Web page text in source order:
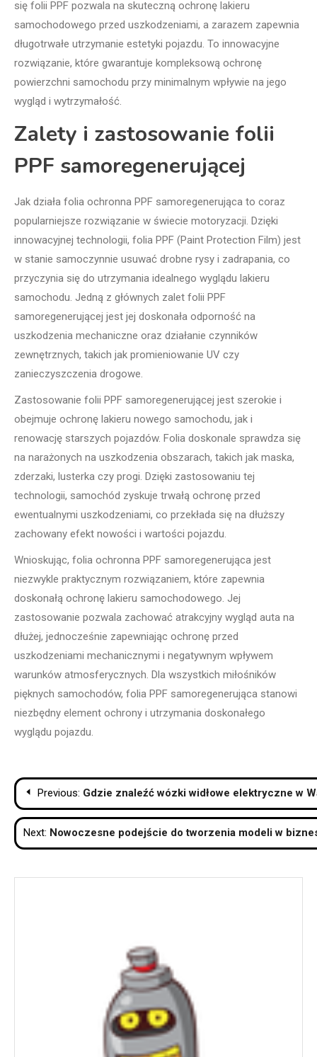
się folii PPF pozwala na skuteczną ochronę lakieru
samochodowego przed uszkodzeniami, a zarazem zapewnia
długotrwałe utrzymanie estetyki pojazdu. To innowacyjne
rozwiązanie, które gwarantuje kompleksową ochronę
powierzchni samochodu przy minimalnym wpływie na jego
wygląd i wytrzymałość.
Zalety i zastosowanie folii
PPF samoregenerującej
Jak działa folia ochronna PPF samoregenerująca to coraz
popularniejsze rozwiązanie w świecie motoryzacji. Dzięki
innowacyjnej technologii, folia PPF (Paint Protection Film) jest
w stanie samoczynnie usuwać drobne rysy i zadrapania, co
przyczynia się do utrzymania idealnego wyglądu lakieru
samochodu. Jedną z głównych zalet folii PPF
samoregenerującej jest jej doskonała odporność na
uszkodzenia mechaniczne oraz działanie czynników
zewnętrznych, takich jak promieniowanie UV czy
zanieczyszczenia drogowe.
Zastosowanie folii PPF samoregenerującej jest szerokie i
obejmuje ochronę lakieru nowego samochodu, jak i
renowację starszych pojazdów. Folia doskonale sprawdza się
na narażonych na uszkodzenia obszarach, takich jak maska,
zderzaki, lusterka czy progi. Dzięki zastosowaniu tej
technologii, samochód zyskuje trwałą ochronę przed
ewentualnymi uszkodzeniami, co przekłada się na dłuższy
zachowany efekt nowości i wartości pojazdu.
Wnioskując, folia ochronna PPF samoregenerująca jest
niezwykle praktycznym rozwiązaniem, które zapewnia
doskonałą ochronę lakieru samochodowego. Jej
zastosowanie pozwala zachować atrakcyjny wygląd auta na
dłużej, jednocześnie zapewniając ochronę przed
uszkodzeniami mechanicznymi i negatywnym wpływem
warunków atmosferycznych. Dla wszystkich miłośników
pięknych samochodów, folia PPF samoregenerująca stanowi
niezbędny element ochrony i utrzymania doskonałego
wyglądu pojazdu.
Nawigacja
wpisu
Previous: Gdzie znaleźć wózki widłowe elektryczne w
Next: Nowoczesne podejście do tworzenia modeli w